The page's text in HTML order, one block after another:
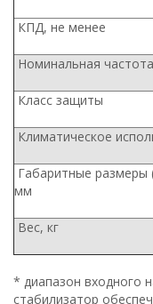
КПД, не менее
Номинальная
Класс защиты
Климатическое
Габаритные размеры
мм
Вес, кг
* диапазон входного
стабилизатор